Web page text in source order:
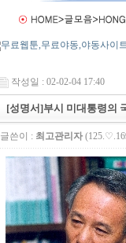
작성일 : 02-02-04 17:40
[성명서]부시 미대통령의
글쓴이 : 최고관리자